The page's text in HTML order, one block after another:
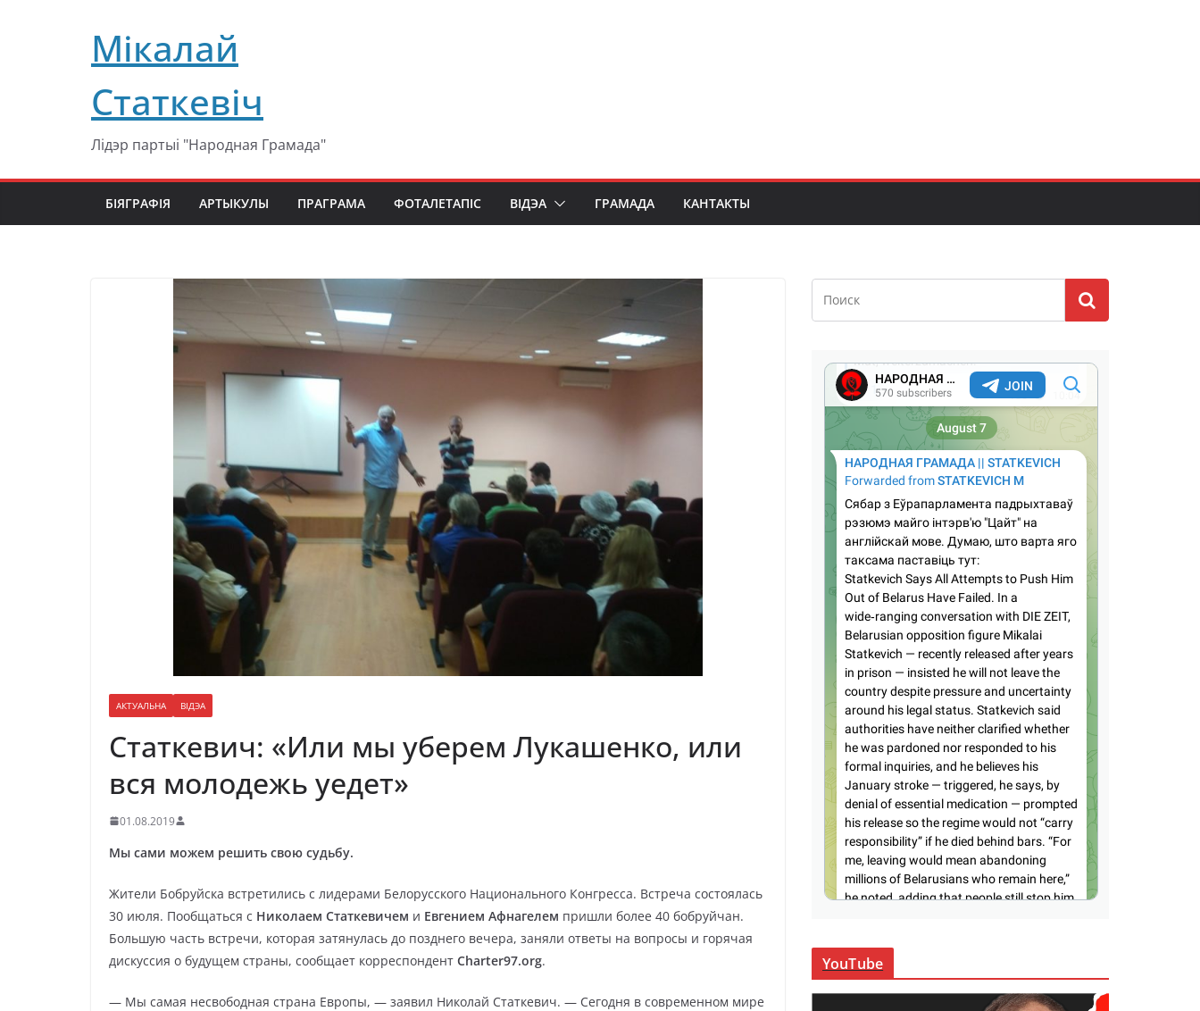
содержимомуМікалай
Статкевіч
Лідэр партыі "Народная Грамада"
БІЯГРАФІЯ АРТЫКУЛЫ ПРАГРАМА ФОТАЛЕТАПІС ВІДЭА ГРАМАДА КАНТАКТЫ
АКТУАЛЬНА ВІДЭА
Статкевич: «Или мы уберем Лукашенко, или
вся молодежь уедет»
01.08.2019
Мы сами можем решить свою судьбу.
Жители Бобруйска встретились с лидерами Белорусского Национального Конгресса. Встреча состоялась
30 июля. Пообщаться с Николаем Статкевичем и Евгением Афнагелем пришли более 40 бобруйчан.
Большую часть встречи, которая затянулась до позднего вечера, заняли ответы на вопросы и горячая
дискуссия о будущем страны, сообщает корреспондент Charter97.org.
— Мы самая несвободная страна Европы, — заявил Николай Статкевич. — Сегодня в современном мире
YouTube